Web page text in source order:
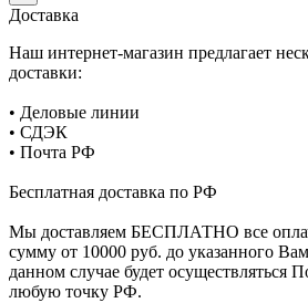
Доставка
Наш интернет-магазин предлагает
доставки:
• Деловые линии
• СДЭК
• Почта РФ
Бесплатная доставка по РФ
Мы доставляем БЕСПЛАТНО все
сумму от 10000 руб. до указанного
данном случае будет
любую точку РФ.